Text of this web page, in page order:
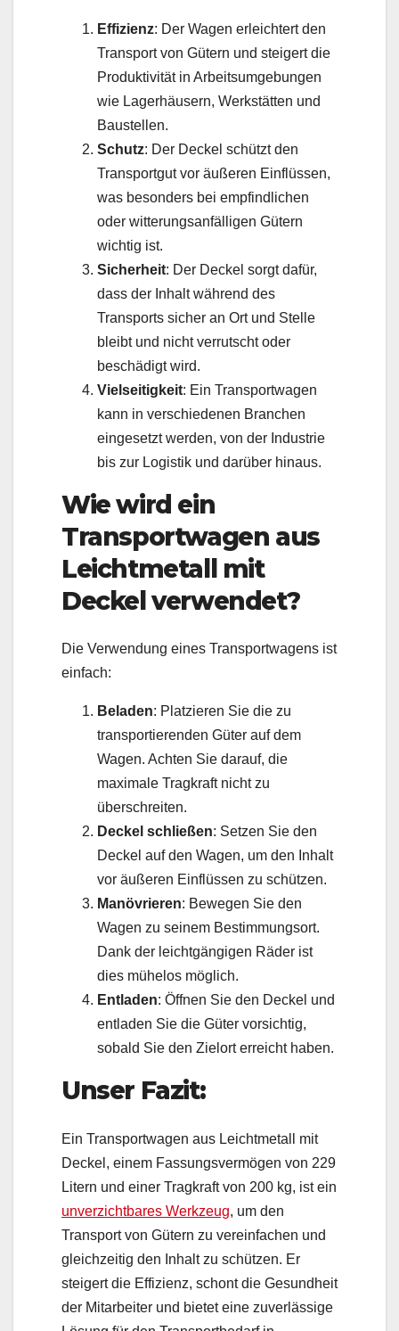
Effizienz: Der Wagen erleichtert den
Transport von Gütern und steigert die
Produktivität in Arbeitsumgebungen
wie Lagerhäusern, Werkstätten und
Baustellen.
Schutz: Der Deckel schützt den
Transportgut vor äußeren Einflüssen,
was besonders bei empfindlichen
oder witterungsanfälligen Gütern
wichtig ist.
Sicherheit: Der Deckel sorgt dafür,
dass der Inhalt während des
Transports sicher an Ort und Stelle
bleibt und nicht verrutscht oder
beschädigt wird.
Vielseitigkeit: Ein Transportwagen
kann in verschiedenen Branchen
eingesetzt werden, von der Industrie
bis zur Logistik und darüber hinaus.
Wie wird ein
Transportwagen aus
Leichtmetall mit
Deckel verwendet?
Die Verwendung eines Transportwagens ist
einfach:
Beladen: Platzieren Sie die zu
transportierenden Güter auf dem
Wagen. Achten Sie darauf, die
maximale Tragkraft nicht zu
überschreiten.
Deckel schließen: Setzen Sie den
Deckel auf den Wagen, um den Inhalt
vor äußeren Einflüssen zu schützen.
Manövrieren: Bewegen Sie den
Wagen zu seinem Bestimmungsort.
Dank der leichtgängigen Räder ist
dies mühelos möglich.
Entladen: Öffnen Sie den Deckel und
entladen Sie die Güter vorsichtig,
sobald Sie den Zielort erreicht haben.
Unser Fazit:
Ein Transportwagen aus Leichtmetall mit
Deckel, einem Fassungsvermögen von 229
Litern und einer Tragkraft von 200 kg, ist ein
unverzichtbares Werkzeug, um den
Transport von Gütern zu vereinfachen und
gleichzeitig den Inhalt zu schützen. Er
steigert die Effizienz, schont die Gesundheit
der Mitarbeiter und bietet eine zuverlässige